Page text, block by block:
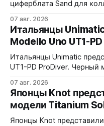
циферблата Sand для
контрастирует с тёмным
керамики и титана
куполом,
водозащита 100 метров. Ремешки на выбор - чёрный
текстильный, чёрный
07 авг. 2026
Итальянцы
Modello Uno UT1-
Итальянцы Unimatic
UT1-PD ProDiver. Черный матовый циферблат, безель с
стекло 2,5 мм с антибликом. Крышка с
дайверской маски.
810H. Водозащита 300 метров. 40x41,5 мм
кварц На черном
07 авг. 2026
Японцы Knot
модели Titanium
Японцы Knot